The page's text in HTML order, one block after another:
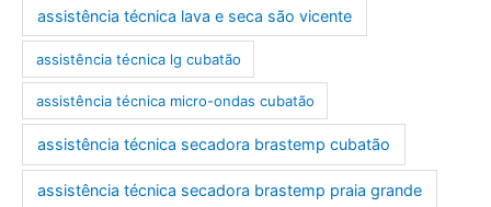
assistência técnica lava e seca são vicente
assistência técnica lg cubatão
assistência técnica micro-ondas cubatão
assistência técnica secadora brastemp cubatão
assistência técnica secadora brastemp praia grande